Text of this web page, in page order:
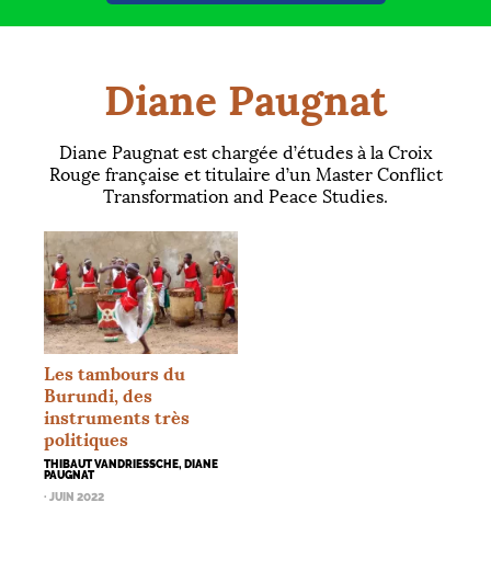
Diane Paugnat
Diane Paugnat est chargée d’études à la Croix
Rouge française et titulaire d’un Master Conflict
Transformation and Peace Studies.
Les tambours du
Burundi, des
instruments très
politiques
THIBAUT VANDRIESSCHE, DIANE
PAUGNAT
· JUIN 2022